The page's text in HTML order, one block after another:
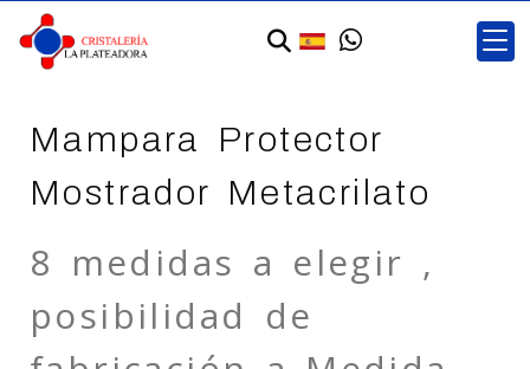
Mampara Protector
Mostrador Metacrilato
8 medidas a elegir ,
posibilidad de